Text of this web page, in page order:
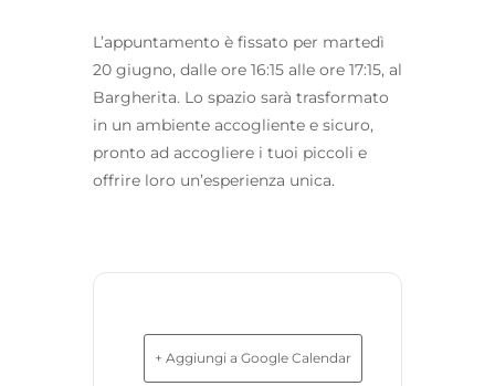
L’appuntamento è fissato per martedì
20 giugno, dalle ore 16:15 alle ore 17:15, al
Bargherita. Lo spazio sarà trasformato
in un ambiente accogliente e sicuro,
pronto ad accogliere i tuoi piccoli e
offrire loro un’esperienza unica.
+ Aggiungi a Google Calendar